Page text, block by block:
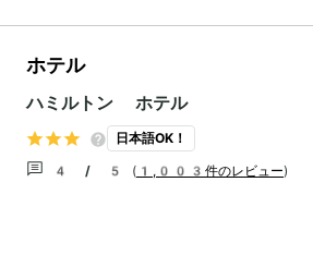
ホテル
ハミルトン ホテル
日本語OK！
4 / 5 ( 1,003件のレビュー)